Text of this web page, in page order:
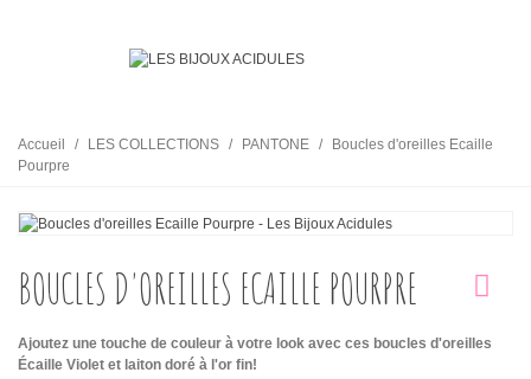
Accueil / LES COLLECTIONS / PANTONE /
Boucles d'oreilles Ecaille
Pourpre
BOUCLES D'OREILLES ECAILLE POURPRE
Ajoutez une touche de couleur à votre look avec ces boucles d'oreilles
Écaille Violet et laiton doré à l'or fin!